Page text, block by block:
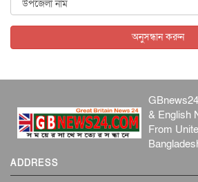
অনুসন্ধান করুন
& English
From
ADDRESS